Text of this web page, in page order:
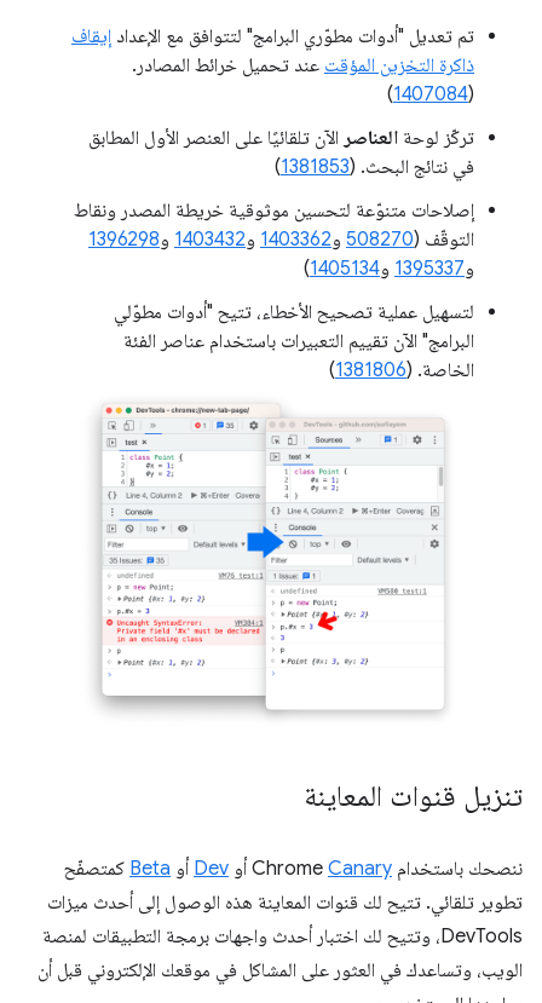
تم تعديل "أدوات مطوّري البرامج" لتتوافق مع الإعداد إيقاف
ذاكرة التخزين المؤقت عند تحميل خرائط المصادر.
(
1407084
)
تركّز لوحة العناصر الآن تلقائيًا على العنصر الأول المطابق
في نتائج البحث. (1381853
)
إصلاحات متنوّعة لتحسين موثوقية خريطة المصدر ونقاط
التوقّف (508270 و1403362 و1403432 و1396298
و1395337 و1405134
)
لتسهيل عملية تصحيح الأخطاء، تتيح "أدوات مطوّلي
البرامج" الآن تقييم التعبيرات باستخدام عناصر الفئة
الخاصة. (1381806
)
تنزيل قنوات المعاينة
ننصحك باستخدام Chrome Canary أو Dev أو Beta كمتصفّح
تطوير تلقائي. تتيح لك قنوات المعاينة هذه الوصول إلى أحدث ميزات
DevTools، وتتيح لك اختبار أحدث واجهات برمجة التطبيقات لمنصة
الويب، وتساعدك في العثور على المشاكل في موقعك الإلكتروني قبل أن